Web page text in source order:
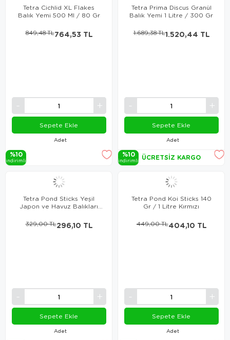
Tetra Cichlid XL Flakes
Balık Yemi 500 Ml / 80 Gr
Adet
764,53 TL
849,48 TL
Sepete Ekle
%10
i̇ndi̇ri̇mli̇
Tetra Prima Discus Granül
Balık Yemi 1 Litre / 300 Gr
Adet
1.520,44 TL
1.689,38 TL
Sepete Ekle
%10
i̇ndi̇ri̇mli̇ ÜCRETSIZ KARGO
Tetra Pond Sticks Yeşil
Japon ve Havuz Balıkları
Adet
296,10 TL
329,00 TL
Sepete Ekle
Tetra Pond Koi Sticks 140
Gr / 1 Litre Kırmızı
Adet
404,10 TL
449,00 TL
Sepete Ekle